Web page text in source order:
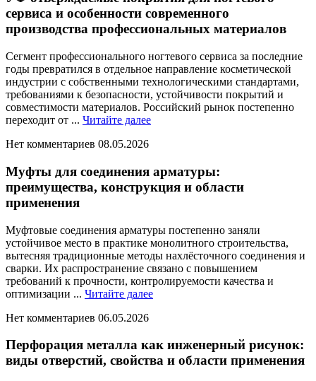
сервиса и особенности современного
производства профессиональных материалов
Сегмент профессионального ногтевого сервиса за последние
годы превратился в отдельное направление косметической
индустрии с собственными технологическими стандартами,
требованиями к безопасности, устойчивости покрытий и
совместимости материалов. Российский рынок постепенно
переходит от ... Читайте далееЧитайте
Нет комментариев 08.05.2026
Муфты для соединения арматуры:
преимущества, конструкция и области
применения
Муфтовые соединения арматуры постепенно заняли
устойчивое место в практике монолитного строительства,
вытесняя традиционные методы нахлёсточного соединения и
сварки. Их распространение связано с повышением
требований к прочности, контролируемости качества и
оптимизации ... Читайте далееЧитайте
Нет комментариев 06.05.2026
Перфорация металла как инженерный рисунок:
виды отверстий, свойства и области применения